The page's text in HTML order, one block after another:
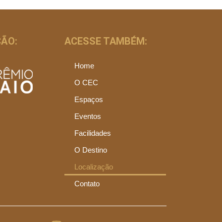
ACESSE TAMBÉM:
Home
O CEC
Espaços
Eventos
Facilidades
O Destino
Localização
Contato